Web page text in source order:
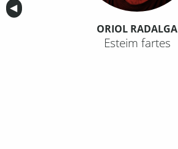
Anterior
◀︎
ORIOL RADALGA
Esteim fartes